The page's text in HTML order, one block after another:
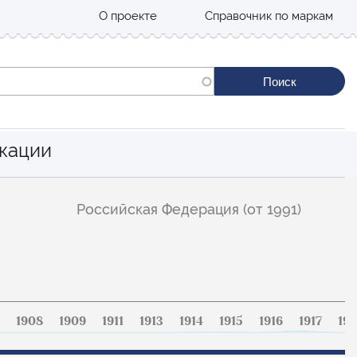
О проекте Справочник по маркам
Российская Федерация (от 1991)
1908 1909 1911 1913 1914 1915 1916 1917